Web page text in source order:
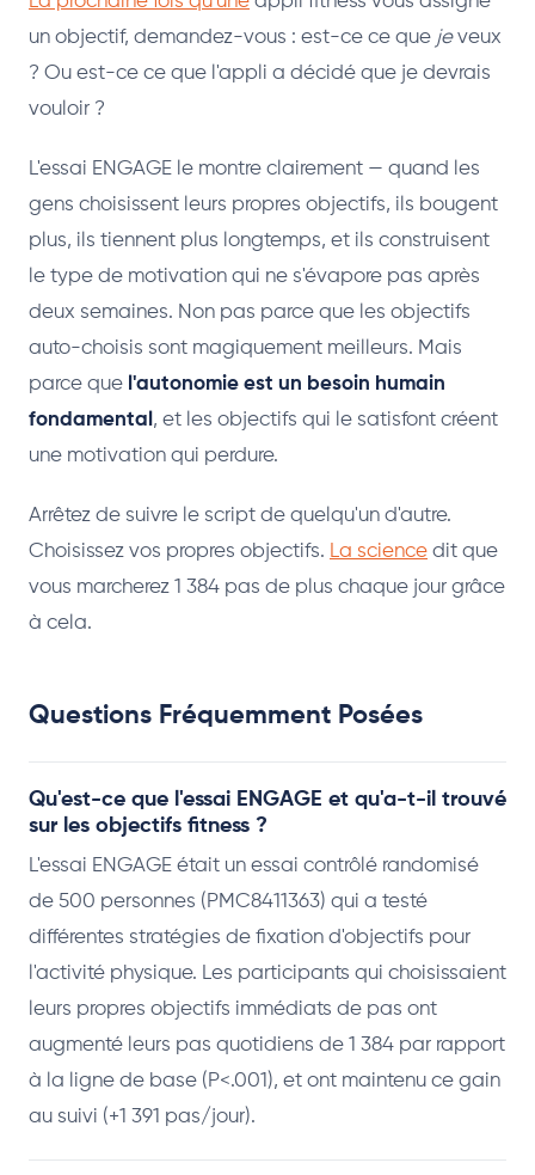
un objectif, demandez-vous : est-ce ce que jeveux
? Ou est-ce ce que l'appli a décidé que je devrais
vouloir ?
L'essai ENGAGE le montre clairement — quand les
gens choisissent leurs propres objectifs, ils bougent
plus, ils tiennent plus longtemps, et ils construisent
le type de motivation qui ne s'évapore pas après
deux semaines. Non pas parce que les objectifs
auto-choisis sont magiquement meilleurs. Mais
parce que l'autonomie est un besoin humain
fondamental , et les objectifs qui le satisfont créent
une motivation qui perdure.
Arrêtez de suivre le script de quelqu'un d'autre.
Choisissez vos propres objectifs. La science dit que
vous marcherez 1 384 pas de plus chaque jour grâce
à cela.
Questions Fréquemment Posées
Qu'est-ce que l'essai ENGAGE et qu'a-t-il trouvé
sur les objectifs fitness ?
L'essai ENGAGE était un essai contrôlé randomisé
de 500 personnes (PMC8411363) qui a testé
différentes stratégies de fixation d'objectifs pour
l'activité physique. Les participants qui choisissaient
leurs propres objectifs immédiats de pas ont
augmenté leurs pas quotidiens de 1 384 par rapport
à la ligne de base (P<.001), et ont maintenu ce gain
au suivi (+1 391 pas/jour).